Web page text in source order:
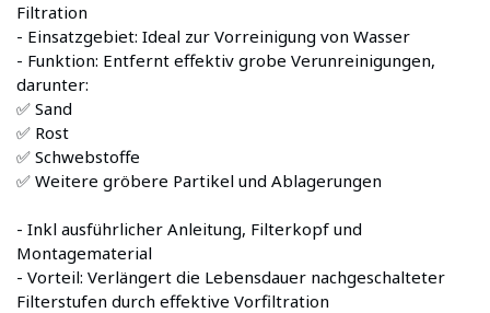
Filtration
- Einsatzgebiet: Ideal zur Vorreinigung von Wasser
- Funktion: Entfernt effektiv grobe Verunreinigungen,
darunter:
✅ Sand
✅ Rost
✅ Schwebstoffe
✅ Weitere gröbere Partikel und Ablagerungen
- Inkl ausführlicher Anleitung, Filterkopf und
Montagematerial
- Vorteil: Verlängert die Lebensdauer nachgeschalteter
Filterstufen durch effektive Vorfiltration